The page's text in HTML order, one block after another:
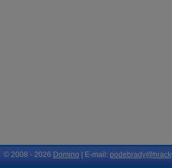
© 2008 - 2026 Domino | E-mail: